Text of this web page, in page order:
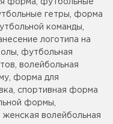
форма, футбольные
гетры, форма
команды,
логотипа на
футбольная
волейбольная
форма для
спортивная форма
формы,
волейбольная